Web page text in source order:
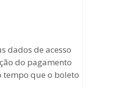
dados de acesso
do pagamento
tempo que o boleto